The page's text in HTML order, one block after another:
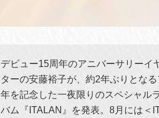
デビュー15周年のアニバーサリーイ
ターの安藤裕子が、約2年ぶりとな
年を記念した一夜限りのスペシャル
バム『ITALAN』を発表。8月には＜